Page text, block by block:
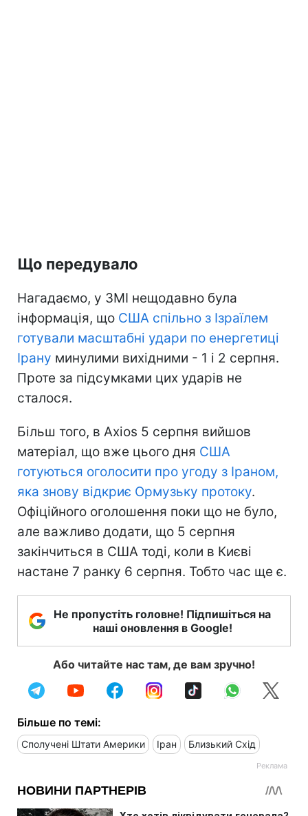
Що передувало
Нагадаємо, у ЗМІ нещодавно була
інформація, що США спільно з Ізраїлем
готували масштабні удари по енергетиці
Ірану минулими вихідними - 1 і 2 серпня.
Проте за підсумками цих ударів не
сталося.
Більш того, в Axios 5 серпня вийшов
матеріал, що вже цього дня США
готуються оголосити про угоду з Іраном,
яка знову відкриє Ормузьку протоку.
Офіційного оголошення поки що не було,
але важливо додати, що 5 серпня
закінчиться в США тоді, коли в Києві
настане 7 ранку 6 серпня. Тобто час ще є.
Не пропустіть головне! Підпишіться на
наші оновлення в Google!
Або читайте нас там, де вам зручно!
Більше по темі:
Сполучені Штати Америки Іран Близький Схід